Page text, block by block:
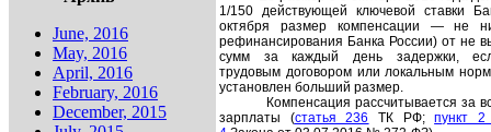
June, 2016
May, 2016
April, 2016
February, 2016
December, 2015
1/150 действующей ключевой ставки
октября размер компенсации — не
рефинансирования Банка России) от не
сумм за каждый день задержки,
трудовым договором или локальным
установлен больший размер.
Компенсация рассчитывается за
зарплаты (статья 236 ТК РФ;
пункт